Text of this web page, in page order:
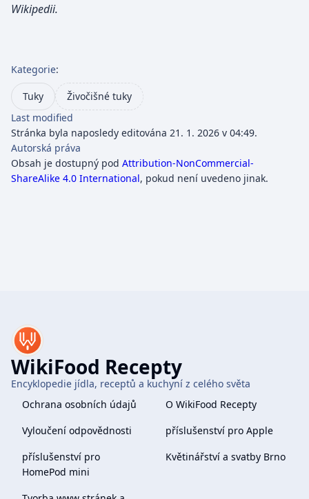
Wikipedii.
Kategorie:
Tuky
Živočišné tuky
Last modified
Stránka byla naposledy editována 21. 1. 2026 v 04:49.
Autorská práva
Obsah je dostupný pod Attribution-NonCommercial-
ShareAlike 4.0 International, pokud není uvedeno jinak.
WikiFood Recepty
Encyklopedie jídla, receptů a kuchyní z celého světa
Ochrana osobních údajů
O WikiFood Recepty
Vyloučení odpovědnosti
příslušenství pro Apple
příslušenství pro
HomePod mini
Květinářství a svatby Brno